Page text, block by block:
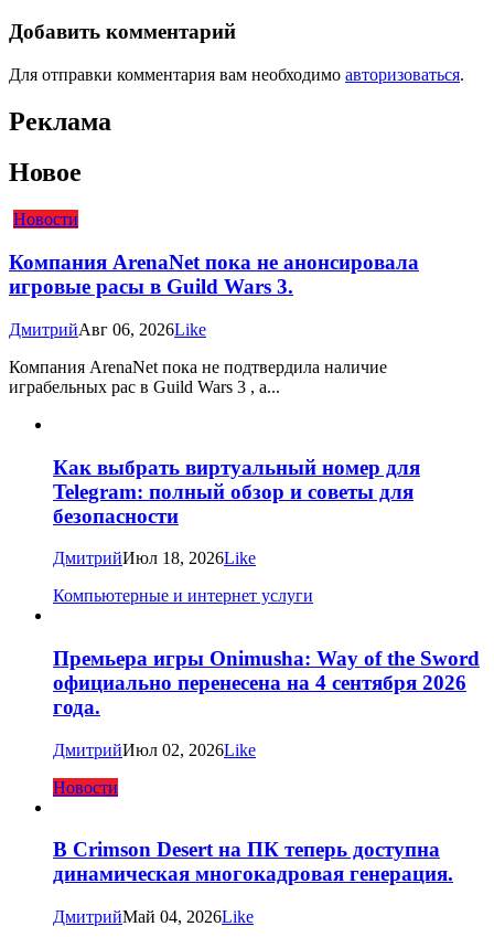
Добавить комментарий
Для отправки комментария вам необходимо авторизоваться.
Реклама
Новое
Новости
Компания ArenaNet пока не анонсировала
игровые расы в Guild Wars 3.
ДмитрийАвг 06, 2026Like
Компания ArenaNet пока не подтвердила наличие
играбельных рас в Guild Wars 3 , а...
Как выбрать виртуальный номер для
Telegram: полный обзор и советы для
безопасности
ДмитрийИюл 18, 2026Like
Компьютерные и интернет услуги
Премьера игры Onimusha: Way of the Sword
официально перенесена на 4 сентября 2026
года.
ДмитрийИюл 02, 2026Like
Новости
В Crimson Desert на ПК теперь доступна
динамическая многокадровая генерация.
ДмитрийМай 04, 2026Like